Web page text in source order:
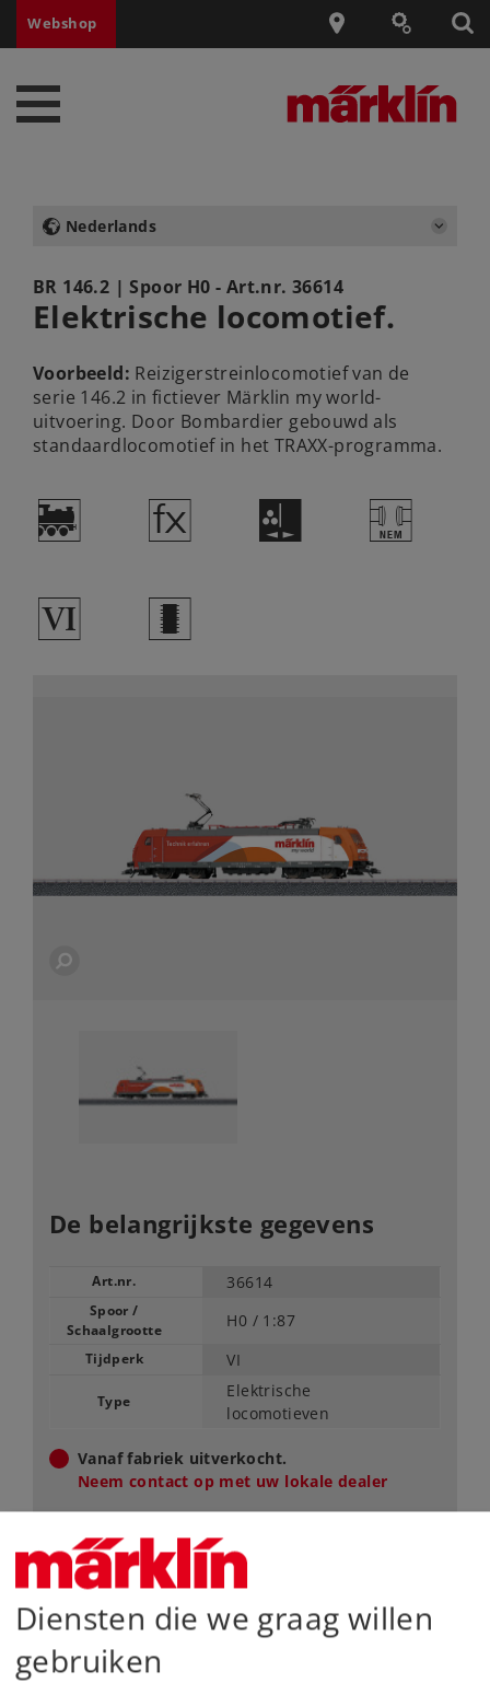
Webshop
Nederlands
BR 146.2 | Spoor H0 - Art.nr.36614
Elektrische locomotief.
Voorbeeld: Reizigerstreinlocomotief van de
serie 146.2 in fictiever Märklin my world-
uitvoering. Door Bombardier gebouwd als
standaardlocomotief in het TRAXX-programma.
) d H T
8 b
De belangrijkste gegevens
Art.nr. 36614
Spoor /
Schaalgrootte
H0 / 1:87
Tijdperk VI
Type
Elektrische
locomotieven
Vanaf fabriek uitverkocht.
Neem contact op met uw lokale dealer
Dealer zoeken
Onderdelen bestellen
Diensten die we graag willen
gebruiken